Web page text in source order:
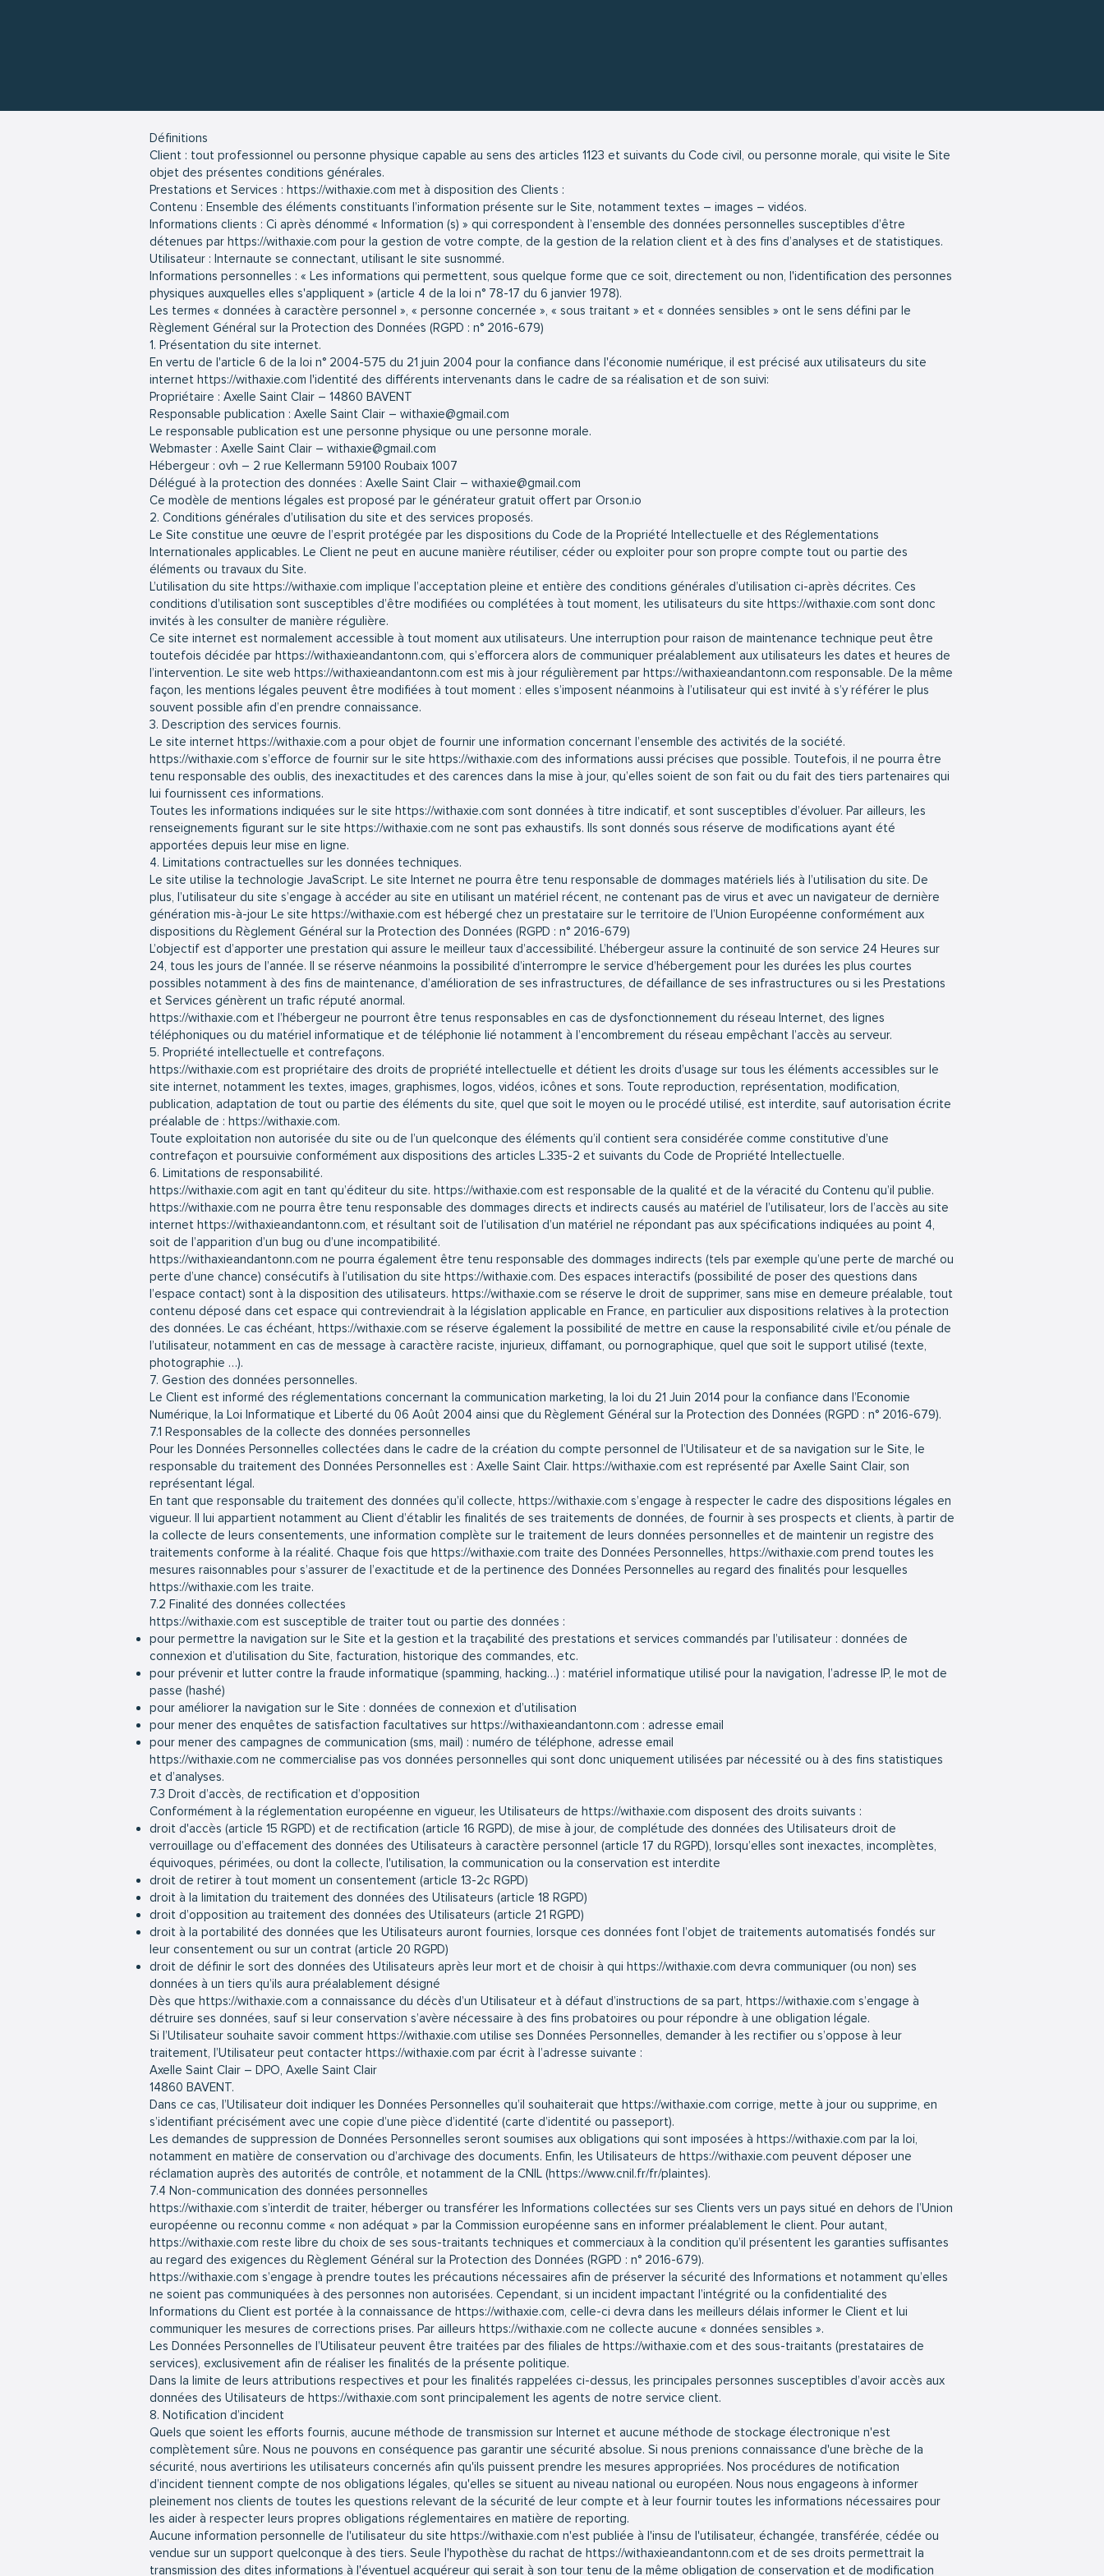
Définitions
Client : tout professionnel ou personne physique capable au sens des articles 1123 et suivants du Code civil, ou personne morale, qui visite le Site
objet des présentes conditions générales.
Prestations et Services : https://withaxie.com met à disposition des Clients :
Contenu : Ensemble des éléments constituants l’information présente sur le Site, notamment textes – images – vidéos.
Informations clients : Ci après dénommé « Information (s) » qui correspondent à l’ensemble des données personnelles susceptibles d’être
détenues par https://withaxie.com pour la gestion de votre compte, de la gestion de la relation client et à des fins d’analyses et de statistiques.
Utilisateur : Internaute se connectant, utilisant le site susnommé.
Informations personnelles : « Les informations qui permettent, sous quelque forme que ce soit, directement ou non, l'identification des personnes
physiques auxquelles elles s'appliquent » (article 4 de la loi n° 78-17 du 6 janvier 1978).
Les termes « données à caractère personnel », « personne concernée », « sous traitant » et « données sensibles » ont le sens défini par le
Règlement Général sur la Protection des Données (RGPD : n° 2016-679)
1. Présentation du site internet.
En vertu de l'article 6 de la loi n° 2004-575 du 21 juin 2004 pour la confiance dans l'économie numérique, il est précisé aux utilisateurs du site
internet https://withaxie.com l'identité des différents intervenants dans le cadre de sa réalisation et de son suivi:
Propriétaire : Axelle Saint Clair – 14860 BAVENT
Responsable publication : Axelle Saint Clair – withaxie@gmail.com
Le responsable publication est une personne physique ou une personne morale.
Webmaster : Axelle Saint Clair – withaxie@gmail.com
Hébergeur : ovh – 2 rue Kellermann 59100 Roubaix 1007
Délégué à la protection des données : Axelle Saint Clair – withaxie@gmail.com
Ce modèle de mentions légales est proposé par le générateur gratuit offert par Orson.io
2. Conditions générales d’utilisation du site et des services proposés.
Le Site constitue une œuvre de l’esprit protégée par les dispositions du Code de la Propriété Intellectuelle et des Réglementations
Internationales applicables. Le Client ne peut en aucune manière réutiliser, céder ou exploiter pour son propre compte tout ou partie des
éléments ou travaux du Site.
L’utilisation du site https://withaxie.com implique l’acceptation pleine et entière des conditions générales d’utilisation ci-après décrites. Ces
conditions d’utilisation sont susceptibles d’être modifiées ou complétées à tout moment, les utilisateurs du site https://withaxie.com sont donc
invités à les consulter de manière régulière.
Ce site internet est normalement accessible à tout moment aux utilisateurs. Une interruption pour raison de maintenance technique peut être
toutefois décidée par https://withaxieandantonn.com, qui s’efforcera alors de communiquer préalablement aux utilisateurs les dates et heures de
l’intervention. Le site web https://withaxieandantonn.com est mis à jour régulièrement par https://withaxieandantonn.com responsable. De la même
façon, les mentions légales peuvent être modifiées à tout moment : elles s’imposent néanmoins à l’utilisateur qui est invité à s’y référer le plus
souvent possible afin d’en prendre connaissance.
3. Description des services fournis.
Le site internet https://withaxie.com a pour objet de fournir une information concernant l’ensemble des activités de la société.
https://withaxie.com s’efforce de fournir sur le site https://withaxie.com des informations aussi précises que possible. Toutefois, il ne pourra être
tenu responsable des oublis, des inexactitudes et des carences dans la mise à jour, qu’elles soient de son fait ou du fait des tiers partenaires qui
lui fournissent ces informations.
Toutes les informations indiquées sur le site https://withaxie.com sont données à titre indicatif, et sont susceptibles d’évoluer. Par ailleurs, les
renseignements figurant sur le site https://withaxie.com ne sont pas exhaustifs. Ils sont donnés sous réserve de modifications ayant été
apportées depuis leur mise en ligne.
4. Limitations contractuelles sur les données techniques.
Le site utilise la technologie JavaScript. Le site Internet ne pourra être tenu responsable de dommages matériels liés à l’utilisation du site. De
plus, l’utilisateur du site s’engage à accéder au site en utilisant un matériel récent, ne contenant pas de virus et avec un navigateur de dernière
génération mis-à-jour Le site https://withaxie.com est hébergé chez un prestataire sur le territoire de l’Union Européenne conformément aux
dispositions du Règlement Général sur la Protection des Données (RGPD : n° 2016-679)
L’objectif est d’apporter une prestation qui assure le meilleur taux d’accessibilité. L’hébergeur assure la continuité de son service 24 Heures sur
24, tous les jours de l’année. Il se réserve néanmoins la possibilité d’interrompre le service d’hébergement pour les durées les plus courtes
possibles notamment à des fins de maintenance, d’amélioration de ses infrastructures, de défaillance de ses infrastructures ou si les Prestations
et Services génèrent un trafic réputé anormal.
https://withaxie.com et l’hébergeur ne pourront être tenus responsables en cas de dysfonctionnement du réseau Internet, des lignes
téléphoniques ou du matériel informatique et de téléphonie lié notamment à l’encombrement du réseau empêchant l’accès au serveur.
5. Propriété intellectuelle et contrefaçons.
https://withaxie.com est propriétaire des droits de propriété intellectuelle et détient les droits d’usage sur tous les éléments accessibles sur le
site internet, notamment les textes, images, graphismes, logos, vidéos, icônes et sons. Toute reproduction, représentation, modification,
publication, adaptation de tout ou partie des éléments du site, quel que soit le moyen ou le procédé utilisé, est interdite, sauf autorisation écrite
préalable de : https://withaxie.com.
Toute exploitation non autorisée du site ou de l’un quelconque des éléments qu’il contient sera considérée comme constitutive d’une
contrefaçon et poursuivie conformément aux dispositions des articles L.335-2 et suivants du Code de Propriété Intellectuelle.
6. Limitations de responsabilité.
https://withaxie.com agit en tant qu’éditeur du site. https://withaxie.com est responsable de la qualité et de la véracité du Contenu qu’il publie.
https://withaxie.com ne pourra être tenu responsable des dommages directs et indirects causés au matériel de l’utilisateur, lors de l’accès au site
internet https://withaxieandantonn.com, et résultant soit de l’utilisation d’un matériel ne répondant pas aux spécifications indiquées au point 4,
soit de l’apparition d’un bug ou d’une incompatibilité.
https://withaxieandantonn.com ne pourra également être tenu responsable des dommages indirects (tels par exemple qu’une perte de marché ou
perte d’une chance) consécutifs à l’utilisation du site https://withaxie.com. Des espaces interactifs (possibilité de poser des questions dans
l’espace contact) sont à la disposition des utilisateurs. https://withaxie.com se réserve le droit de supprimer, sans mise en demeure préalable, tout
contenu déposé dans cet espace qui contreviendrait à la législation applicable en France, en particulier aux dispositions relatives à la protection
des données. Le cas échéant, https://withaxie.com se réserve également la possibilité de mettre en cause la responsabilité civile et/ou pénale de
l’utilisateur, notamment en cas de message à caractère raciste, injurieux, diffamant, ou pornographique, quel que soit le support utilisé (texte,
photographie …).
7. Gestion des données personnelles.
Le Client est informé des réglementations concernant la communication marketing, la loi du 21 Juin 2014 pour la confiance dans l’Economie
Numérique, la Loi Informatique et Liberté du 06 Août 2004 ainsi que du Règlement Général sur la Protection des Données (RGPD : n° 2016-679).
7.1 Responsables de la collecte des données personnelles
Pour les Données Personnelles collectées dans le cadre de la création du compte personnel de l’Utilisateur et de sa navigation sur le Site, le
responsable du traitement des Données Personnelles est : Axelle Saint Clair. https://withaxie.com est représenté par Axelle Saint Clair, son
représentant légal.
En tant que responsable du traitement des données qu’il collecte, https://withaxie.com s’engage à respecter le cadre des dispositions légales en
vigueur. Il lui appartient notamment au Client d’établir les finalités de ses traitements de données, de fournir à ses prospects et clients, à partir de
la collecte de leurs consentements, une information complète sur le traitement de leurs données personnelles et de maintenir un registre des
traitements conforme à la réalité. Chaque fois que https://withaxie.com traite des Données Personnelles, https://withaxie.com prend toutes les
mesures raisonnables pour s’assurer de l’exactitude et de la pertinence des Données Personnelles au regard des finalités pour lesquelles
https://withaxie.com les traite.
7.2 Finalité des données collectées
https://withaxie.com est susceptible de traiter tout ou partie des données :
pour permettre la navigation sur le Site et la gestion et la traçabilité des prestations et services commandés par l’utilisateur : données de
connexion et d’utilisation du Site, facturation, historique des commandes, etc.
pour prévenir et lutter contre la fraude informatique (spamming, hacking…) : matériel informatique utilisé pour la navigation, l’adresse IP, le mot de
passe (hashé)
pour améliorer la navigation sur le Site : données de connexion et d’utilisation
pour mener des enquêtes de satisfaction facultatives sur https://withaxieandantonn.com : adresse email
pour mener des campagnes de communication (sms, mail) : numéro de téléphone, adresse email
https://withaxie.com ne commercialise pas vos données personnelles qui sont donc uniquement utilisées par nécessité ou à des fins statistiques
et d’analyses.
7.3 Droit d’accès, de rectification et d’opposition
Conformément à la réglementation européenne en vigueur, les Utilisateurs de https://withaxie.com disposent des droits suivants :
droit d'accès (article 15 RGPD) et de rectification (article 16 RGPD), de mise à jour, de complétude des données des Utilisateurs droit de
verrouillage ou d’effacement des données des Utilisateurs à caractère personnel (article 17 du RGPD), lorsqu’elles sont inexactes, incomplètes,
équivoques, périmées, ou dont la collecte, l'utilisation, la communication ou la conservation est interdite
droit de retirer à tout moment un consentement (article 13-2c RGPD)
droit à la limitation du traitement des données des Utilisateurs (article 18 RGPD)
droit d’opposition au traitement des données des Utilisateurs (article 21 RGPD)
droit à la portabilité des données que les Utilisateurs auront fournies, lorsque ces données font l’objet de traitements automatisés fondés sur
leur consentement ou sur un contrat (article 20 RGPD)
droit de définir le sort des données des Utilisateurs après leur mort et de choisir à qui https://withaxie.com devra communiquer (ou non) ses
données à un tiers qu’ils aura préalablement désigné
Dès que https://withaxie.com a connaissance du décès d’un Utilisateur et à défaut d’instructions de sa part, https://withaxie.com s’engage à
détruire ses données, sauf si leur conservation s’avère nécessaire à des fins probatoires ou pour répondre à une obligation légale.
Si l’Utilisateur souhaite savoir comment https://withaxie.com utilise ses Données Personnelles, demander à les rectifier ou s’oppose à leur
traitement, l’Utilisateur peut contacter https://withaxie.com par écrit à l’adresse suivante :
Axelle Saint Clair – DPO, Axelle Saint Clair
14860 BAVENT.
Dans ce cas, l’Utilisateur doit indiquer les Données Personnelles qu’il souhaiterait que https://withaxie.com corrige, mette à jour ou supprime, en
s’identifiant précisément avec une copie d’une pièce d’identité (carte d’identité ou passeport).
Les demandes de suppression de Données Personnelles seront soumises aux obligations qui sont imposées à https://withaxie.com par la loi,
notamment en matière de conservation ou d’archivage des documents. Enfin, les Utilisateurs de https://withaxie.com peuvent déposer une
réclamation auprès des autorités de contrôle, et notamment de la CNIL (https://www.cnil.fr/fr/plaintes).
7.4 Non-communication des données personnelles
https://withaxie.com s’interdit de traiter, héberger ou transférer les Informations collectées sur ses Clients vers un pays situé en dehors de l’Union
européenne ou reconnu comme « non adéquat » par la Commission européenne sans en informer préalablement le client. Pour autant,
https://withaxie.com reste libre du choix de ses sous-traitants techniques et commerciaux à la condition qu’il présentent les garanties suffisantes
au regard des exigences du Règlement Général sur la Protection des Données (RGPD : n° 2016-679).
https://withaxie.com s’engage à prendre toutes les précautions nécessaires afin de préserver la sécurité des Informations et notamment qu’elles
ne soient pas communiquées à des personnes non autorisées. Cependant, si un incident impactant l’intégrité ou la confidentialité des
Informations du Client est portée à la connaissance de https://withaxie.com, celle-ci devra dans les meilleurs délais informer le Client et lui
communiquer les mesures de corrections prises. Par ailleurs https://withaxie.com ne collecte aucune « données sensibles ».
Les Données Personnelles de l’Utilisateur peuvent être traitées par des filiales de https://withaxie.com et des sous-traitants (prestataires de
services), exclusivement afin de réaliser les finalités de la présente politique.
Dans la limite de leurs attributions respectives et pour les finalités rappelées ci-dessus, les principales personnes susceptibles d’avoir accès aux
données des Utilisateurs de https://withaxie.com sont principalement les agents de notre service client.
8. Notification d’incident
Quels que soient les efforts fournis, aucune méthode de transmission sur Internet et aucune méthode de stockage électronique n'est
complètement sûre. Nous ne pouvons en conséquence pas garantir une sécurité absolue. Si nous prenions connaissance d'une brèche de la
sécurité, nous avertirions les utilisateurs concernés afin qu'ils puissent prendre les mesures appropriées. Nos procédures de notification
d’incident tiennent compte de nos obligations légales, qu'elles se situent au niveau national ou européen. Nous nous engageons à informer
pleinement nos clients de toutes les questions relevant de la sécurité de leur compte et à leur fournir toutes les informations nécessaires pour
les aider à respecter leurs propres obligations réglementaires en matière de reporting.
Aucune information personnelle de l'utilisateur du site https://withaxie.com n'est publiée à l'insu de l'utilisateur, échangée, transférée, cédée ou
vendue sur un support quelconque à des tiers. Seule l'hypothèse du rachat de https://withaxieandantonn.com et de ses droits permettrait la
transmission des dites informations à l'éventuel acquéreur qui serait à son tour tenu de la même obligation de conservation et de modification